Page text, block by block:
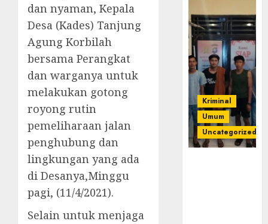
dan nyaman, Kepala
Desa (Kades) Tanjung
Agung Korbilah
bersama Perangkat
dan warganya untuk
melakukan gotong
royong rutin
pemeliharaan jalan
penghubung dan
lingkungan yang ada
di Desanya,Minggu
pagi, (11/4/2021).
Selain untuk menjaga
Kriminal
Umum
Uncategorized